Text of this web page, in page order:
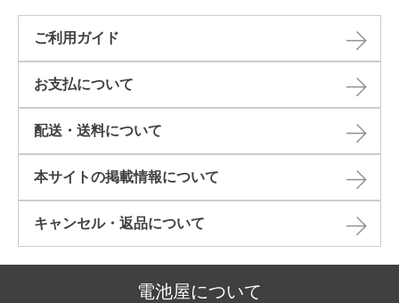
ご利用ガイド
お支払について
配送・送料について
本サイトの掲載情報について​
キャンセル・返品について​
電池屋について